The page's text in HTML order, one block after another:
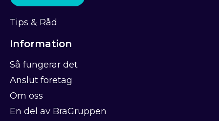
Information
Så fungerar det
Anslut företag
Om oss
En del av BraGruppen
Tips & Råd